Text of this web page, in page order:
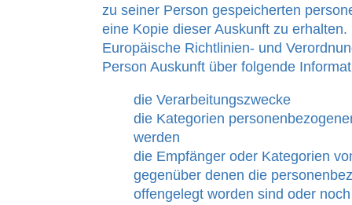
zu seiner Person gespeicherten
eine Kopie dieser Auskunft zu
Europäische Richtlinien- und
Person Auskunft über folgende
die Verarbeitungszwecke
die Kategorien
werden
die Empfänger oder Kategorien
gegenüber denen die
offengelegt worden sind oder